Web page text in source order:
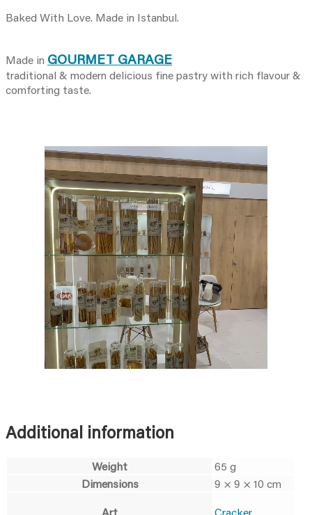
Baked With Love. Made in Istanbul.
Made in GOURMET GARAGE
traditional & modern delicious fine pastry with rich flavour &
comforting taste.
Additional information
Weight
65 g
Dimensions
9 × 9 × 10 cm
Art
Cracker